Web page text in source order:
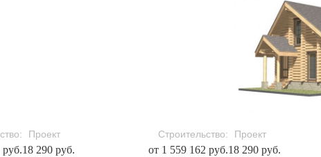
руб.
Проект
18 290 руб.
Строительство:
от 1 559 162 руб.
Проект
18 290 руб.